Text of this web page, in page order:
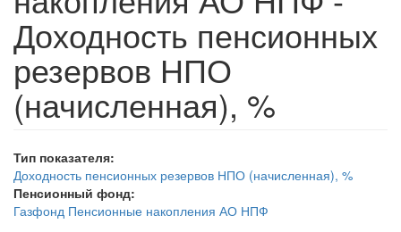
Доходность пенсионных
резервов НПО
(начисленная), %
Тип показателя:
Доходность пенсионных резервов НПО (начисленная), %
Пенсионный фонд:
Газфонд Пенсионные накопления АО НПФ